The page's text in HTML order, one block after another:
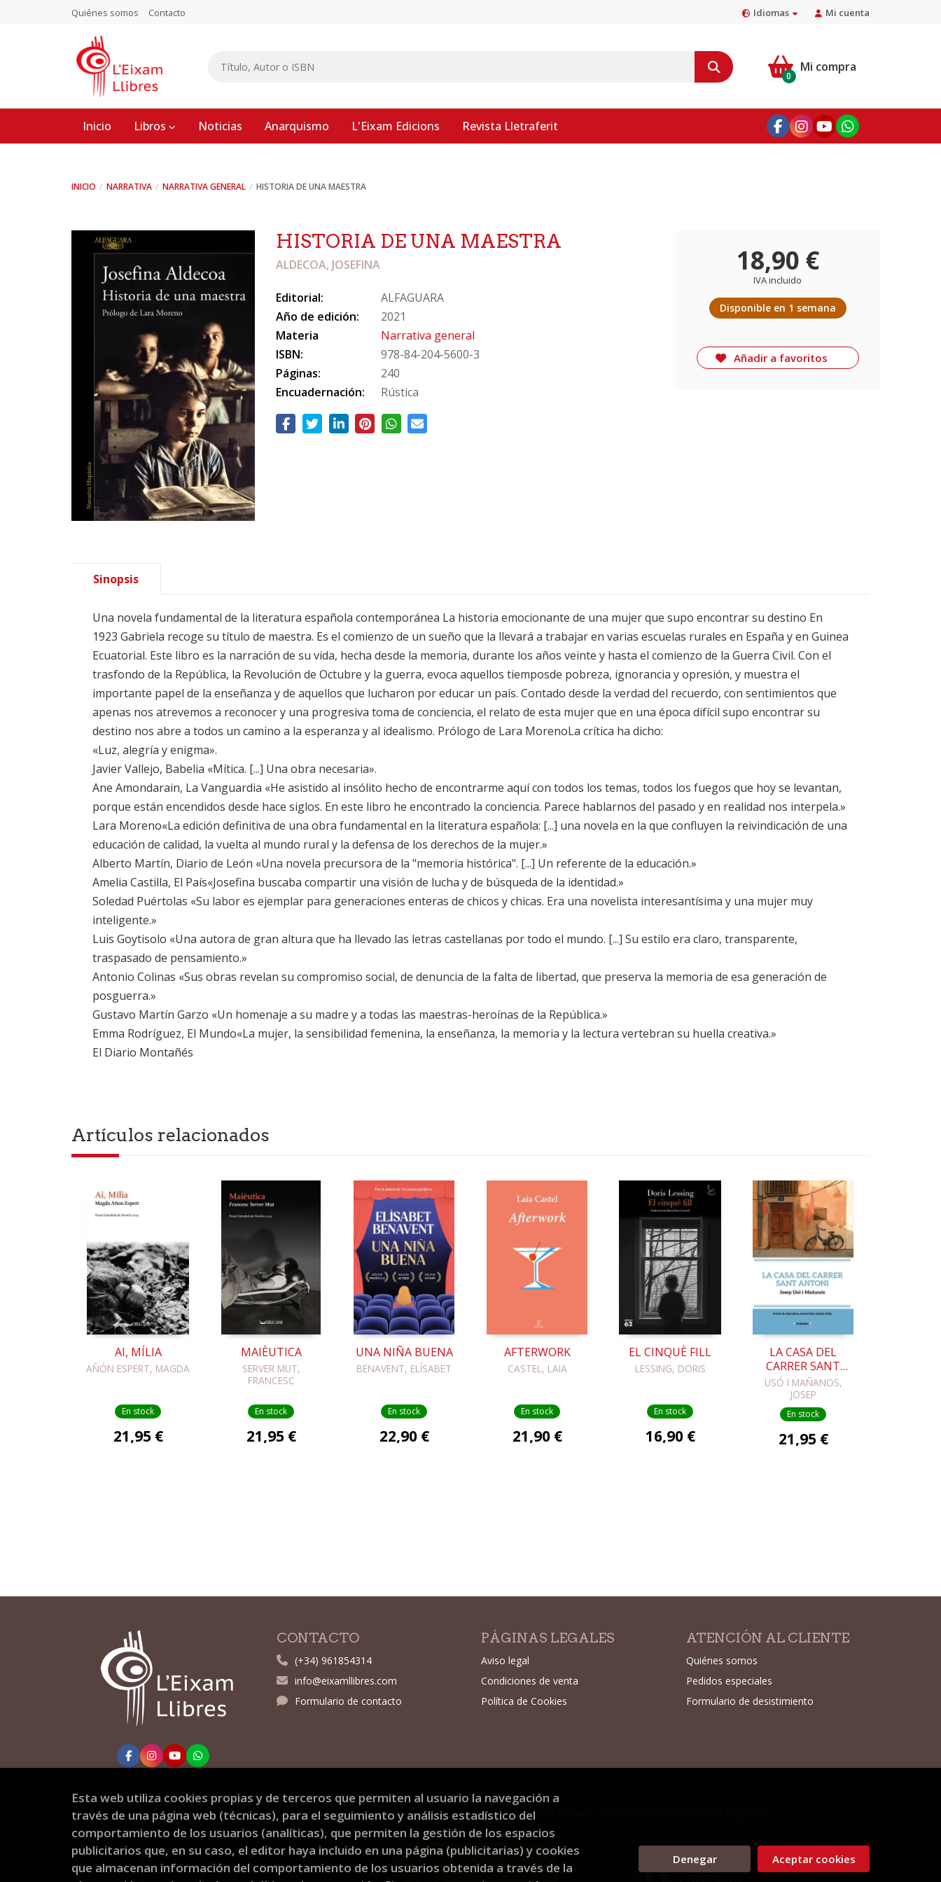
Quiénes somos Contacto Idiomas Mi cuenta
Mi compra
0
Inicio Libros Noticias Anarquismo L'Eixam Edicions Revista Lletraferit
INICIO NARRATIVA NARRATIVA GENERAL HISTORIA DE UNA MAESTRA
HISTORIA DE UNA MAESTRA
ALDECOA, JOSEFINA
Editorial:
ALFAGUARA
Año de edición:
2021
Materia
Narrativa general
ISBN:
978-84-204-5600-3
Páginas:
240
Encuadernación:
Rústica
18,90 €
IVA incluido
Disponible en 1 semana
Añadir a favoritos
Sinopsis
Una novela fundamental de la literatura española contemporánea La historia emocionante de una mujer que supo encontrar su destino En
1923 Gabriela recoge su título de maestra. Es el comienzo de un sueño que la llevará a trabajar en varias escuelas rurales en España y en Guinea
Ecuatorial. Este libro es la narración de su vida, hecha desde la memoria, durante los años veinte y hasta el comienzo de la Guerra Civil. Con el
trasfondo de la República, la Revolución de Octubre y la guerra, evoca aquellos tiemposde pobreza, ignorancia y opresión, y muestra el
importante papel de la enseñanza y de aquellos que lucharon por educar un país. Contado desde la verdad del recuerdo, con sentimientos que
apenas nos atrevemos a reconocer y una progresiva toma de conciencia, el relato de esta mujer que en una época difícil supo encontrar su
destino nos abre a todos un camino a la esperanza y al idealismo. Prólogo de Lara MorenoLa crítica ha dicho:
«Luz, alegría y enigma».
Javier Vallejo, Babelia «Mítica. [...] Una obra necesaria».
Ane Amondarain, La Vanguardia «He asistido al insólito hecho de encontrarme aquí con todos los temas, todos los fuegos que hoy se levantan,
porque están encendidos desde hace siglos. En este libro he encontrado la conciencia. Parece hablarnos del pasado y en realidad nos interpela.»
Lara Moreno«La edición definitiva de una obra fundamental en la literatura española: [...] una novela en la que confluyen la reivindicación de una
educación de calidad, la vuelta al mundo rural y la defensa de los derechos de la mujer.»
Alberto Martín, Diario de León «Una novela precursora de la "memoria histórica". [...] Un referente de la educación.»
Amelia Castilla, El País«Josefina buscaba compartir una visión de lucha y de búsqueda de la identidad.»
Soledad Puértolas «Su labor es ejemplar para generaciones enteras de chicos y chicas. Era una novelista interesantísima y una mujer muy
inteligente.»
Luis Goytisolo «Una autora de gran altura que ha llevado las letras castellanas por todo el mundo. [...] Su estilo era claro, transparente,
traspasado de pensamiento.»
Antonio Colinas «Sus obras revelan su compromiso social, de denuncia de la falta de libertad, que preserva la memoria de esa generación de
posguerra.»
Gustavo Martín Garzo «Un homenaje a su madre y a todas las maestras-heroínas de la República.»
Emma Rodríguez, El Mundo«La mujer, la sensibilidad femenina, la enseñanza, la memoria y la lectura vertebran su huella creativa.»
El Diario Montañés
Artículos relacionados
AI, MÍLIA
AÑÓN ESPERT, MAGDA
En stock
21,95 €
MAIÈUTICA
SERVER MUT,
FRANCESC
En stock
21,95 €
UNA NIÑA BUENA
BENAVENT, ELÍSABET
En stock
22,90 €
AFTERWORK
CASTEL, LAIA
En stock
21,90 €
EL CINQUÈ FILL
LESSING, DORIS
En stock
16,90 €
LA CASA DEL
CARRER SANT
ANTONI
USÓ I MAÑANOS,
JOSEP
En stock
21,95 €
CONTACTO
(+34) 961854314
info@eixamllibres.com
Formulario de contacto
PÁGINAS LEGALES
Aviso legal
Condiciones de venta
Política de Cookies
ATENCIÓN AL CLIENTE
Quiénes somos
Pedidos especiales
Formulario de desistimiento
Proyecto financiado por la Dirección General del Libro y Fomento de la Lectura, Ministerio de Cultura y Deporte.
Esta web utiliza cookies propias y de terceros que permiten al usuario la navegación a
través de una página web (técnicas), para el seguimiento y análisis estadístico del
comportamiento de los usuarios (analíticas), que permiten la gestión de los espacios
publicitarios que, en su caso, el editor haya incluido en una página (publicitarias) y cookies
que almacenan información del comportamiento de los usuarios obtenida a través de la
Denegar Aceptar cookies